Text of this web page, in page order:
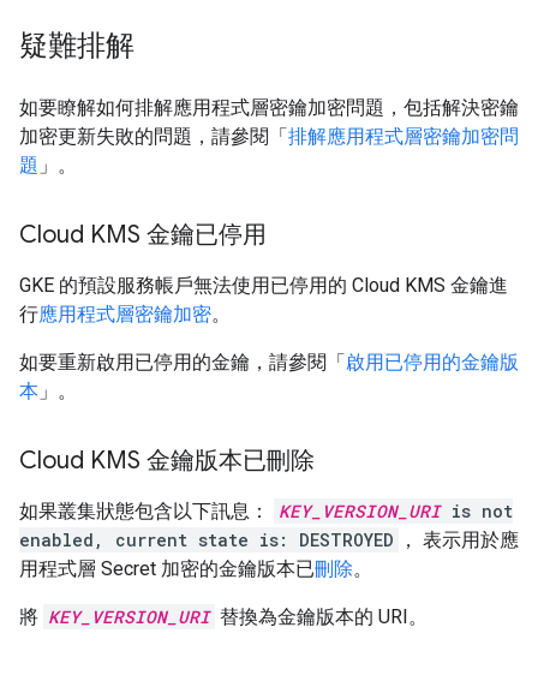
疑難排解
如要瞭解如何排解應用程式層密鑰加密問題，包括解決密鑰
加密更新失敗的問題，請參閱「排解應用程式層密鑰加密問
題 」。
Cloud KMS 金鑰已停用
GKE 的預設服務帳戶無法使用已停用的 Cloud KMS 金鑰進
行應用程式層密鑰加密。
如要重新啟用已停用的金鑰，請參閱「啟用已停用的金鑰版
本 」。
Cloud KMS 金鑰版本已刪除
如果叢集狀態包含以下訊息： KEY_VERSION_URIis not
enabled, current state is: DESTROYED
， 表示用於應
用程式層 Secret 加密的金鑰版本已刪除。
將 KEY_VERSION_URI 替換為金鑰版本的 URI。